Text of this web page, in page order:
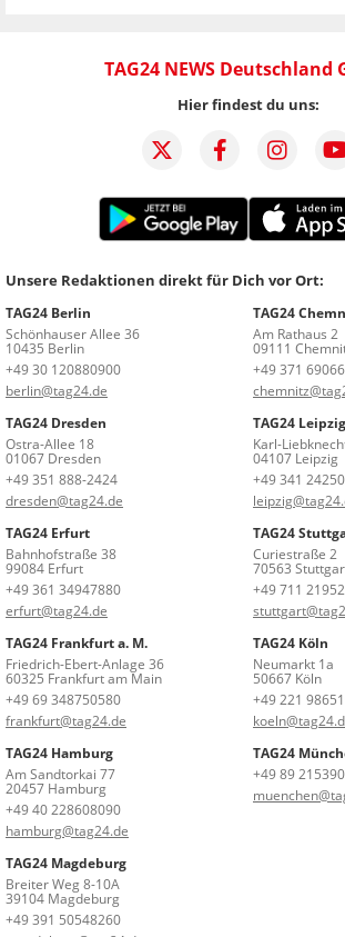
TAG24 NEWS Deutschland
Hier findest du uns:
Unsere Redaktionen direkt für Dich vor Ort:
TAG24 Berlin
Schönhauser Allee 36
10435 Berlin
+49 30 120880900
berlin@tag24.de
TAG24
Am Rathaus 2
09111
+49 371
TAG24 Dresden
Ostra-Allee 18
01067 Dresden
+49 351 888-2424
dresden@tag24.de
TAG24 Leipzig
Karl-
04107 Leipzig
+49 341
TAG24 Erfurt
Bahnhofstraße 38
99084 Erfurt
+49 361 34947880
erfurt@tag24.de
TAG24
Curiestraße 2
70563
+49 711
TAG24 Frankfurt a. M.
Friedrich-Ebert-Anlage 36
60325 Frankfurt am Main
+49 69 348750580
frankfurt@tag24.de
TAG24 Köln
Neumarkt 1a
50667 Köln
+49 221
TAG24 Hamburg
Am Sandtorkai 77
20457 Hamburg
+49 40 228608090
hamburg@tag24.de
TAG24
+49 89
TAG24 Magdeburg
Breiter Weg 8-10A
39104 Magdeburg
+49 391 50548260